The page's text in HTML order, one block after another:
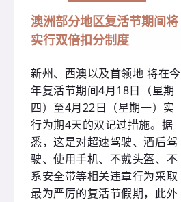
澳洲部分地区复活节期间将
实行双倍扣分制度
新州、西澳以及首领地 将在今
年复活节期间4月18日（星期
四）至4月22日（星期一）实
行为期4天的双记过措施。据
悉，这是对超速驾驶、酒后驾
驶、使用手机、不戴头盔、不
系安全带等相关违章行为采取
最为严厉的复活节假期，此外